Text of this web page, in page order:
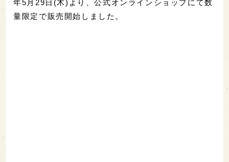
年5月29日(木)より、公式オンラインショップにて数
量限定で販売開始しました。